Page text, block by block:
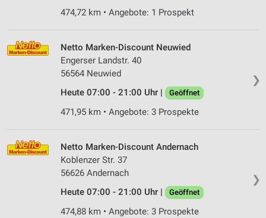
474,72 km • Angebote: 1 Prospekt
❯
Netto Marken-Discount Neuwied
Engerser Landstr. 40
56564 Neuwied
Heute 07:00 - 21:00 Uhr |
Geöffnet
471,95 km • Angebote: 3 Prospekte
❯
Netto Marken-Discount Andernach
Koblenzer Str. 37
56626 Andernach
Heute 07:00 - 21:00 Uhr |
Geöffnet
474,88 km • Angebote: 3 Prospekte